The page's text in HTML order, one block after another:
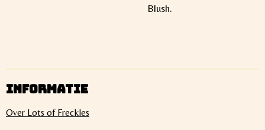
Blush.
INFORMATIE
Over Lots of Freckles